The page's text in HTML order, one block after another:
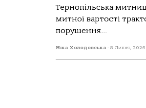
Тернопільська
митної вартості
порушення...
Ніка Холодовська - 8 Липня, 2026